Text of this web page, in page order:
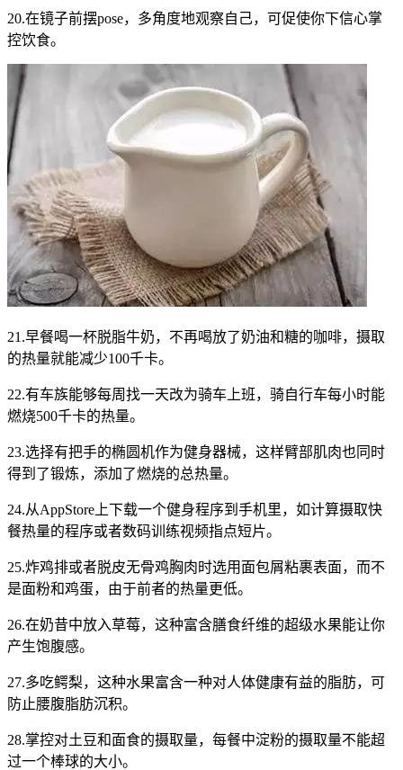
20.在镜子前摆pose，多角度地观察自己，可促使你下信心掌
控饮食。
21.早餐喝一杯脱脂牛奶，不再喝放了奶油和糖的咖啡，摄取
的热量就能减少100千卡。
22.有车族能够每周找一天改为骑车上班，骑自行车每小时能
燃烧500千卡的热量。
23.选择有把手的椭圆机作为健身器械，这样臂部肌肉也同时
得到了锻炼，添加了燃烧的总热量。
24.从AppStore上下载一个健身程序到手机里，如计算摄取快
餐热量的程序或者数码训练视频指点短片。
25.炸鸡排或者脱皮无骨鸡胸肉时选用面包屑粘裹表面，而不
是面粉和鸡蛋，由于前者的热量更低。
26.在奶昔中放入草莓，这种富含膳食纤维的超级水果能让你
产生饱腹感。
27.多吃鳄梨，这种水果富含一种对人体健康有益的脂肪，可
防止腰腹脂肪沉积。
28.掌控对土豆和面食的摄取量，每餐中淀粉的摄取量不能超
过一个棒球的大小。